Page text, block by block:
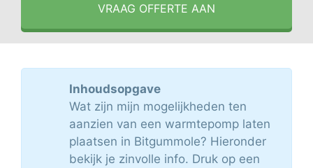
VRAAG OFFERTE AAN
Inhoudsopgave
Wat zijn mijn mogelijkheden ten
aanzien van een warmtepomp laten
plaatsen in Bitgummole? Hieronder
bekijk je zinvolle info. Druk op een